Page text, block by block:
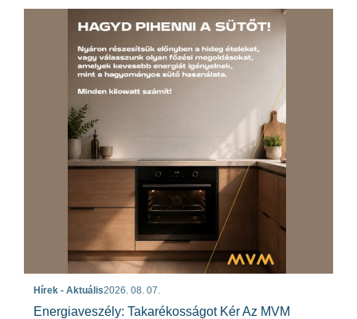
Hírek - Aktuális2026. 08. 07.
Energiaveszély: Takarékosságot Kér Az MVM